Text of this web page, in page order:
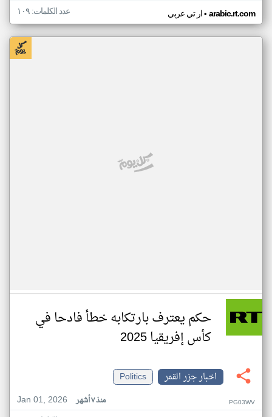
ار تي عربي• arabic.rt.com عدد الكلمات: ١٠٩
حكم يعترف بارتكابه خطأ فادحا في
كأس إفريقيا 2025
اخبار جزر القمر
Politics
Jan 01, 2026
منذ ٧ أشهر PG03WV